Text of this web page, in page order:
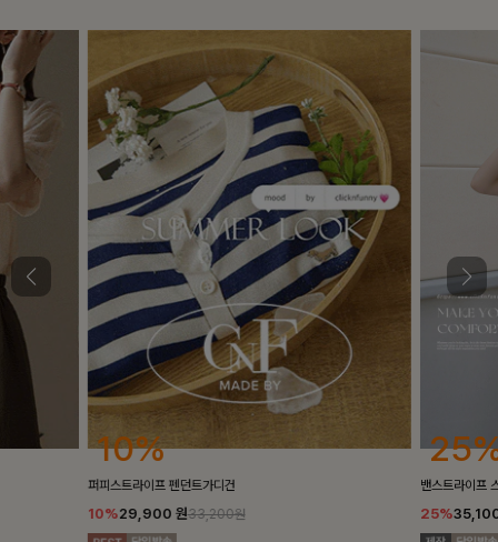
25%
밴스트라이프 스트링원피스
25%35,100 원46,800원
10%
[5천장돌파/
10%